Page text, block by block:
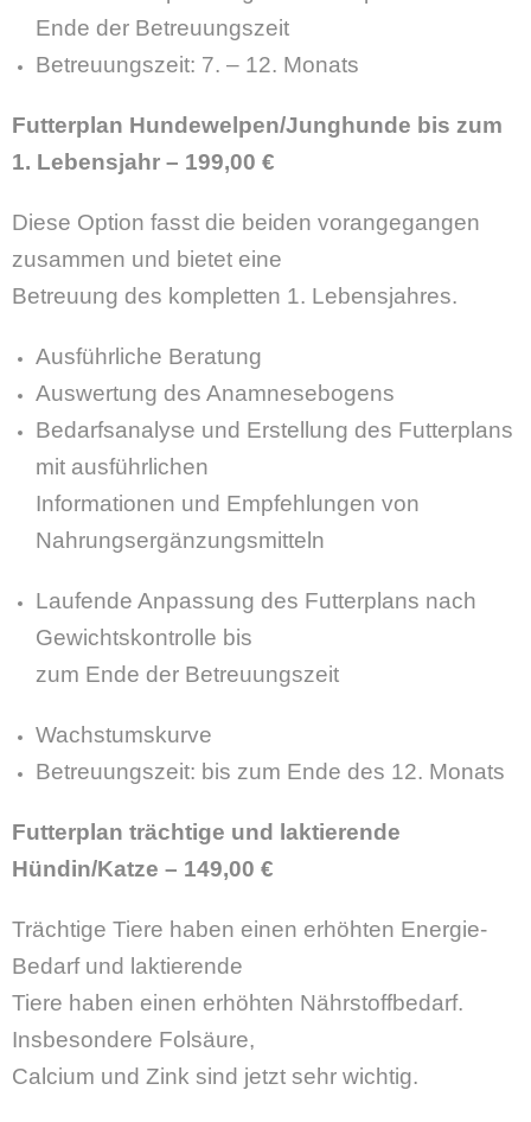
Ende der Betreuungszeit
Betreuungszeit: 7. – 12. Monats
Futterplan Hundewelpen/Junghunde bis zum
1. Lebensjahr – 199,00 €
Diese Option fasst die beiden vorangegangen
zusammen und bietet eine
Betreuung des kompletten 1. Lebensjahres.
Ausführliche Beratung
Auswertung des Anamnesebogens
Bedarfsanalyse und Erstellung des Futterplans
mit ausführlichen
Informationen und Empfehlungen von
Nahrungsergänzungsmitteln
Laufende Anpassung des Futterplans nach
Gewichtskontrolle bis
zum Ende der Betreuungszeit
Wachstumskurve
Betreuungszeit: bis zum Ende des 12. Monats
Futterplan trächtige und laktierende
Hündin/Katze – 149,00 €
Trächtige Tiere haben einen erhöhten Energie-
Bedarf und laktierende
Tiere haben einen erhöhten Nährstoffbedarf.
Insbesondere Folsäure,
Calcium und Zink sind jetzt sehr wichtig.